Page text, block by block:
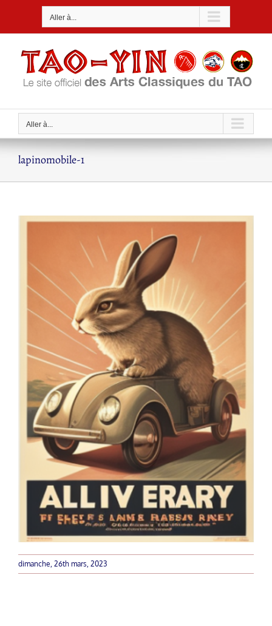
Aller à...
Aller à...
lapinomobile-1
dimanche, 26th mars, 2023